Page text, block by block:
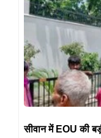
सीवान में EOU की